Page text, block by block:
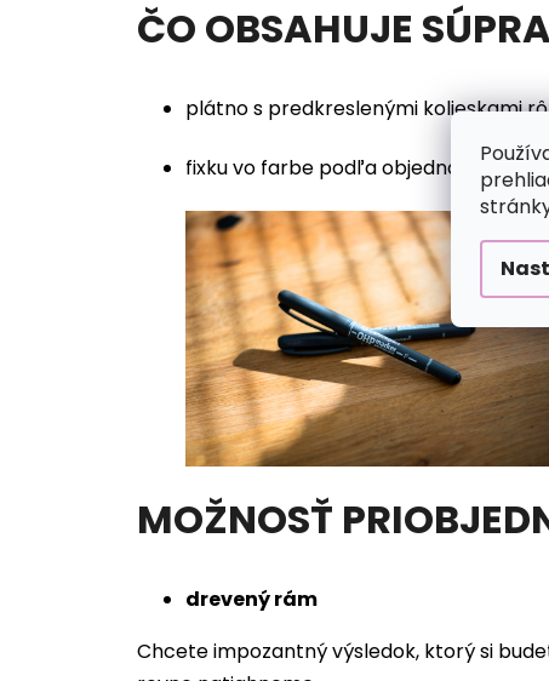
ČO OBSAHUJE
plátno s predkreslenými kolieskami
fixku vo farbe podľa objednávky
MOŽNOSŤ
drevený rám
Chcete impozantný výsledok, ktorý si